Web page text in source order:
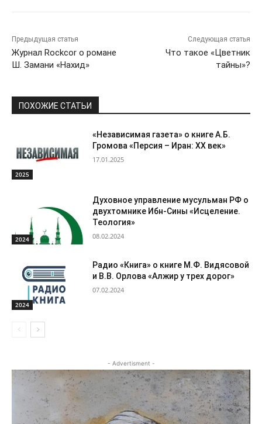
Предыдущая статья
Журнал Rockcor о романе
Ш. Замани «Нахид»
Следующая статья
Что такое «Цветник
тайны»?
ПОХОЖИЕ СТАТЬИ
2025
«Независимая газета» о книге А.Б.
Громова «Персия – Иран: ХХ век»
17.01.2025
2024
Духовное управление мусульман РФ о
двухтомнике Ибн-Сины «Исцеление.
Теология»
08.02.2024
2024
Радио «Книга» о книге М.Ф. Видясовой
и В.В. Орлова «Алжир у трех дорог»
07.02.2024
- Advertisment -